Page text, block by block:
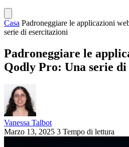
Casa Padroneggiare le applicazioni
serie di esercitazioni
Padroneggiare le
Qodly Pro: Una serie
Vanessa Talbot
Marzo 13, 2025 3 Tempo di lettura